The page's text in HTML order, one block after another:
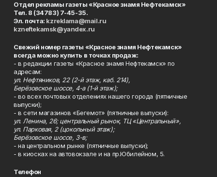
Отдел рекламы газеты «Красное знамя Нефтекамск»
Тел. 8 (34783) 7-45-35.
Эл. почта: kzreklama@mail.ru
kzneftekamsk@yandex.ru
Свежий номер газеты «Красное знамя Нефтекамск»
всегда можно купить в точках продаж:
- в редакции газеты «Красное знамя Нефтекамск» по
адресам:
ул. Нефтяников, 22 (2-й этаж, каб. 214),
Берёзовское шоссе, 4-а (1-й этаж);
- во всех почтовых отделениях нашего города (пятничные
выпуски);
- в сети магазинов «Бегемот» (пятничные выпуски):
ул. Ленина, 26; центральный рынок, ТЦ «Центральный»,
ул. Парковая, 2 (цокольный этаж);
Берёзовское шоссе, 3-в;
- на центральном рынке (пятничные выпуски);
- в киосках на автовокзале и на пр.Юбилейном, 5.
Телефон